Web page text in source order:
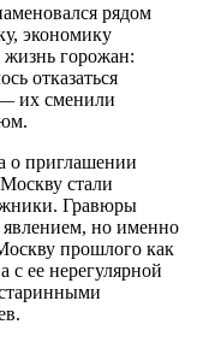
рядом
экономику
жизнь горожан:
отказаться
— их сменили
о приглашении
стали
Гравюры
но именно
прошлого как
с ее нерегулярной